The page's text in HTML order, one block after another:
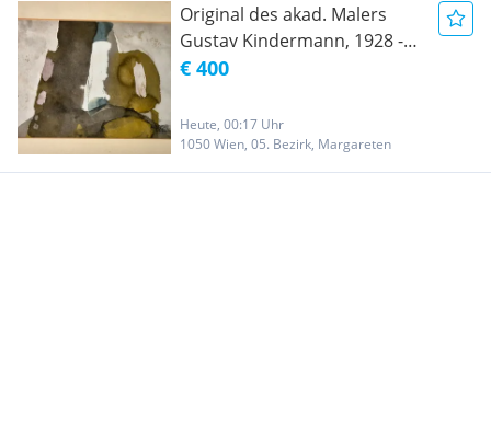
Original des akad. Malers
Gustav Kindermann, 1928 -
2009, Wien
€ 400
Heute, 00:17 Uhr
1050 Wien, 05. Bezirk, Margareten